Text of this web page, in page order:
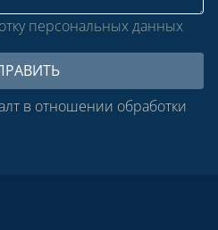
персональных данных
в отношении обработки